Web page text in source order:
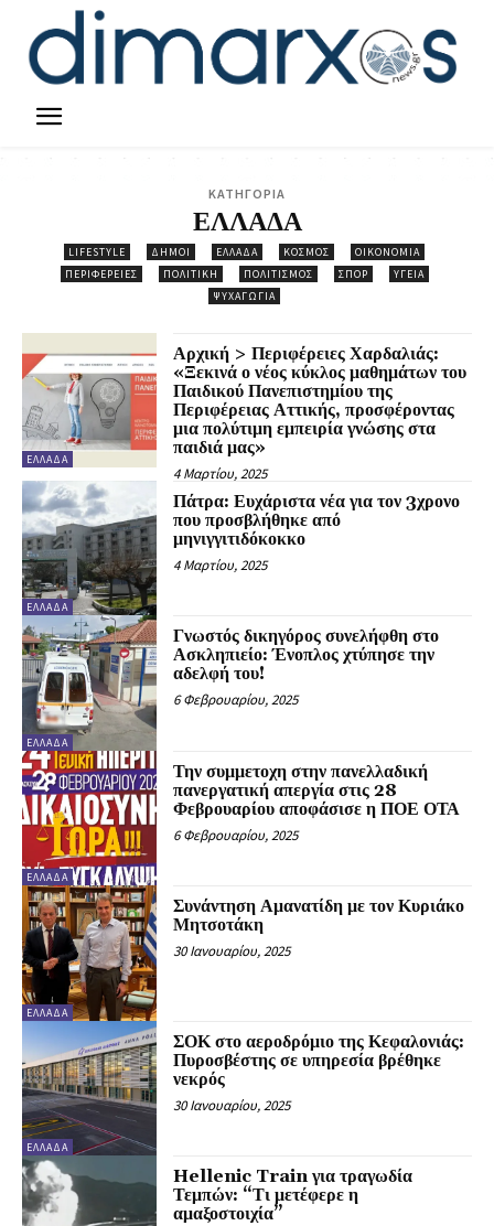
ΚΑΤΗΓΟΡΙΑ
ΕΛΛΑΔΑ
LIFESTYLE ΔΗΜΟΙ ΕΛΛΑΔΑ ΚΟΣΜΟΣ
ΟΙΚΟΝΟΜΙΑ
ΠΕΡΙΦΕΡΕΙΕΣ
ΠΟΛΙΤΙΚΗ ΠΟΛΙΤΙΣΜΟΣ ΣΠΟΡ
ΥΓΕΙΑ
ΨΥΧΑΓΩΓΙΑ
ΕΛΛΑΔΑ
Αρχική > Περιφέρειες Χαρδαλιάς:
«Ξεκινά ο νέος κύκλος μαθημάτων του
Παιδικού Πανεπιστημίου της
Περιφέρειας Αττικής, προσφέροντας
μια πολύτιμη εμπειρία γνώσης στα
παιδιά μας»
4 Μαρτίου, 2025
ΕΛΛΑΔΑ
Πάτρα: Ευχάριστα νέα για τον 3χρονο
που προσβλήθηκε από
μηνιγγιτιδόκοκκο
4 Μαρτίου, 2025
ΕΛΛΑΔΑ
Γνωστός δικηγόρος συνελήφθη στο
Ασκληπιείο: Ένοπλος χτύπησε την
αδελφή του!
6 Φεβρουαρίου, 2025
ΕΛΛΑΔΑ
Την συμμετοχη στην πανελλαδική
πανεργατική απεργία στις 28
Φεβρουαρίου αποφάσισε η ΠΟΕ ΟΤΑ
6 Φεβρουαρίου, 2025
ΕΛΛΑΔΑ
Συνάντηση Αμανατίδη με τον Κυριάκο
Μητσοτάκη
30 Ιανουαρίου, 2025
ΕΛΛΑΔΑ
ΣΟΚ στο αεροδρόμιο της Κεφαλονιάς:
Πυροσβέστης σε υπηρεσία βρέθηκε
νεκρός
30 Ιανουαρίου, 2025
Hellenic Train για τραγωδία
Τεμπών: “Τι μετέφερε η
αμαξοστοιχία”